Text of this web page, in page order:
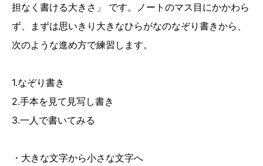
担なく書ける大きさ」 です。ノートのマス目にかかわら
ず、まずは思いきり大きなひらがなのなぞり書きから、
次のような進め方で練習します。
1.なぞり書き
2.手本を見て見写し書き
3.一人で書いてみる
・大きな文字から小さな文字へ